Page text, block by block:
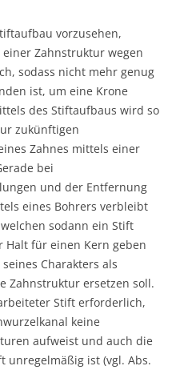
vorzusehen,
Zahnstruktur wegen
sodass nicht mehr genug
ist, um eine Krone
des Stiftaufbaus wird so
zukünftigen
Zahnes mittels einer
bei
und der Entfernung
eines Bohrers verbleibt
sodann ein Stift
für einen Kern geben
Charakters als
Zahnstruktur ersetzen soll.
Stift erforderlich,
keine
aufweist und auch die
unregelmäßig ist (vgl. Abs.